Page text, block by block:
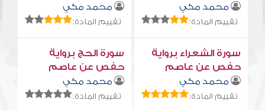
محمد مكي
تقييم المادة:
محمد مكي
تقييم المادة:
سورة الشعراء برواية
حفص عن عاصم
محمد مكي
تقييم المادة:
سورة الحج برواية
حفص عن عاصم
محمد مكي
تقييم المادة: